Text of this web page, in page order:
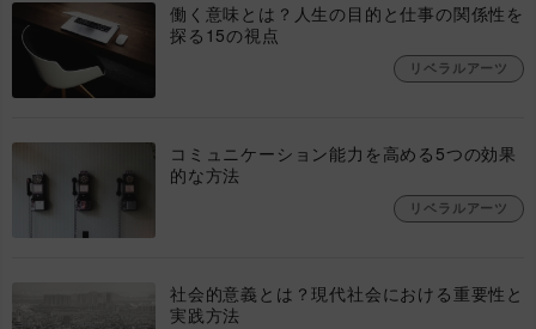
働く意味とは？人生の目的と仕事の関係性を
探る15の視点
リベラルアーツ
コミュニケーション能力を高める5つの効果
的な方法
リベラルアーツ
社会的意義とは？現代社会における重要性と
実践方法